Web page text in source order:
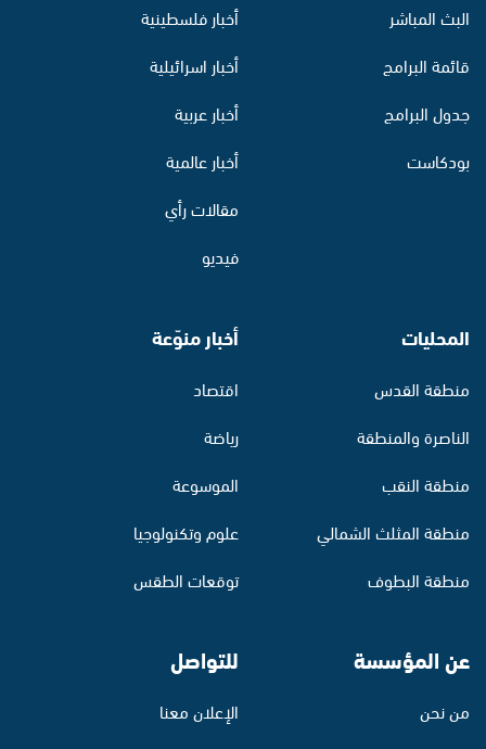
البث المباشر
قائمة البرامج
جدول البرامج
بودكاست
أخبار فلسطينية
أخبار اسرائيلية
أخبار عربية
أخبار عالمية
مقالات رأي
فيديو
المحليات
منطقة القدس
الناصرة والمنطقة
منطقة النقب
منطقة المثلث الشمالي
منطقة البطوف
أخبار منوّعة
اقتصاد
رياضة
الموسوعة
علوم وتكنولوجيا
توقعات الطقس
عن المؤسسة
من نحن
للتواصل
الإعلان معنا